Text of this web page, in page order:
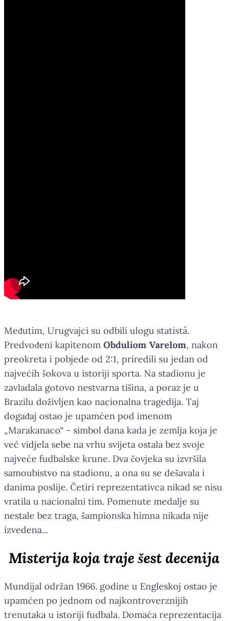
Međutim, Urugvajci su odbili ulogu statistâ.
Predvođeni kapitenom Obduliom Varelom, nakon
preokreta i pobjede od 2:1, priredili su jedan od
najvećih šokova u istoriji sporta. Na stadionu je
zavladala gotovo nestvarna tišina, a poraz je u
Brazilu doživljen kao nacionalna tragedija. Taj
događaj ostao je upamćen pod imenom
„Marakanaco“ - simbol dana kada je zemlja koja je
već vidjela sebe na vrhu svijeta ostala bez svoje
najveće fudbalske krune. Dva čovjeka su izvršila
samoubistvo na stadionu, a ona su se dešavala i
danima poslije. Četiri reprezentativca nikad se nisu
vratila u nacionalni tim. Pomenute medalje su
nestale bez traga, šampionska himna nikada nije
izvedena...
Misterija koja traje šest decenija
Mundijal održan 1966. godine u Engleskoj ostao je
upamćen po jednom od najkontroverznijih
trenutaka u istoriji fudbala. Domaća reprezentacija